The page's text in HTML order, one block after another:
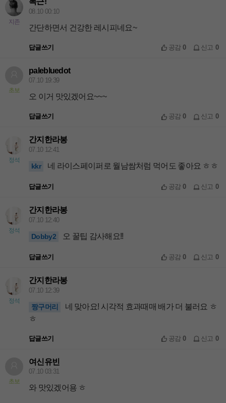
지존
08.10 00:10
간단하면서 건강한 레시피네요~
답글쓰기 공감0 신고 0
초보
palebluedot
07.10 19:39
오 이거 맛있겠어요~~~
답글쓰기 공감0 신고 0
정석
간지한라봉
07.10 12:41
kkr 네 라이스페이퍼로 월남쌈처럼 먹어도 좋아요 ㅎㅎ
답글쓰기 공감0 신고 0
정석
간지한라봉
07.10 12:40
Dobby2 오 꿀팁 감사해요!!
답글쓰기 공감0 신고 0
정석
간지한라봉
07.10 12:39
짱구머리
네 맞아요! 시각적 효과때매 배가 더 불러요 ㅎ
ㅎ
답글쓰기 공감0 신고 0
초보
여신유빈
07.10 03:31
와 맛있겠어용 ㅎ